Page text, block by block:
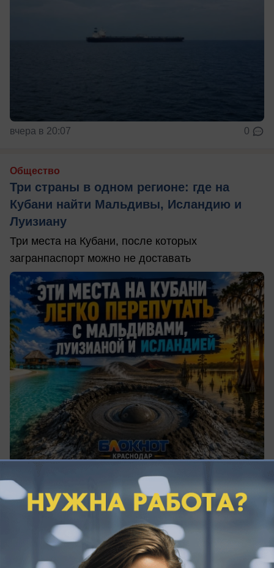
вчера в 20:07 0
Общество
Три страны в одном регионе: где на
Кубани найти Мальдивы, Исландию и
Луизиану
Три места на Кубани, после которых
загранпаспорт можно не доставать
Происшествия
Погибли два человека: беспилотник
ударил по жилому дому в Керчи